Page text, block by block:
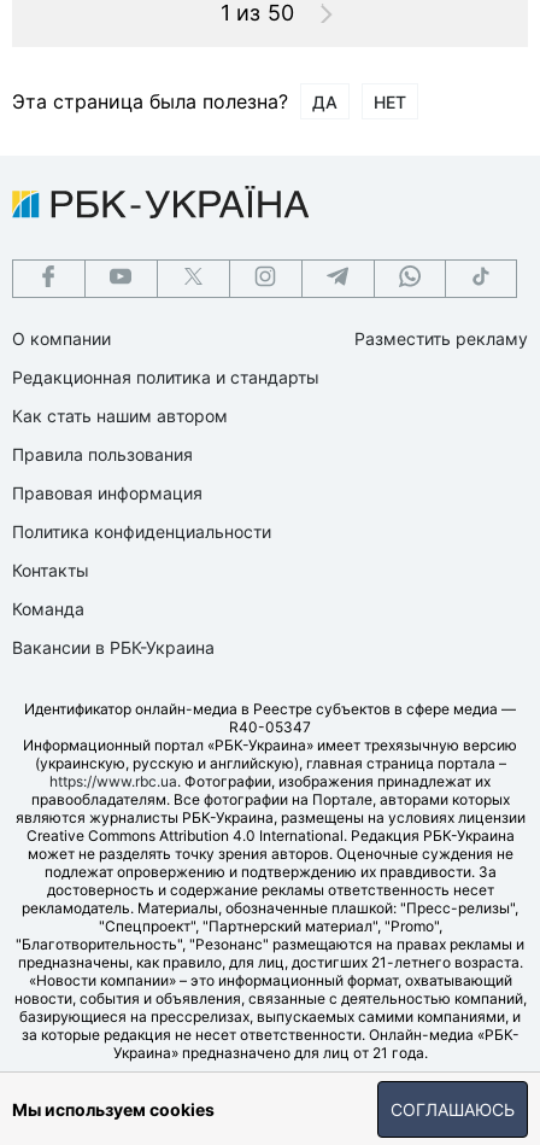
1 из 50
Эта страница была полезна? ДА НЕТ
О компании
Редакционная политика и стандарты
Как стать нашим автором
Правила пользования
Правовая информация
Политика конфиденциальности
Контакты
Команда
Вакансии в РБК-Украина
Разместить рекламу
Идентификатор онлайн-медиа в Реестре субъектов в сфере медиа —
R40-05347
Информационный портал «РБК-Украина» имеет трехязычную версию
(украинскую, русскую и английскую), главная страница портала –
https://www.rbc.ua. Фотографии, изображения принадлежат их
правообладателям. Все фотографии на Портале, авторами которых
являются журналисты РБК-Украина, размещены на условиях лицензии
Creative Commons Attribution 4.0 International. Редакция РБК-Украина
может не разделять точку зрения авторов. Оценочные суждения не
подлежат опровержению и подтверждению их правдивости. За
достоверность и содержание рекламы ответственность несет
рекламодатель. Материалы, обозначенные плашкой: "Пресс-релизы",
"Спецпроект", "Партнерский материал", "Promo",
"Благотворительность", "Резонанс" размещаются на правах рекламы и
предназначены, как правило, для лиц, достигших 21-летнего возраста.
«Новости компании» – это информационный формат, охватывающий
новости, события и объявления, связанные с деятельностью компаний,
базирующиеся на прессрелизах, выпускаемых самими компаниями, и
за которые редакция не несет ответственности. Онлайн-медиа «РБК-
Украина» предназначено для лиц от 21 года.
© LLC "UBT MEDIA", 2006-2026.
Мы используем cookies СОГЛАШАЮСЬ